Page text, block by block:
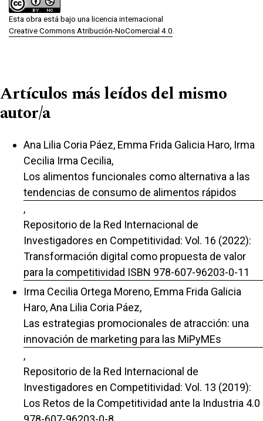
Esta obra está bajo una licencia internacional
Creative Commons Atribución-NoComercial 4.0
Artículos más leídos del mismo
autor/a
Ana Lilia Coria Páez, Emma Frida Galicia Haro, Irma
Cecilia Irma Cecilia,
Los alimentos funcionales como alternativa a las
tendencias de consumo de alimentos rápidos
,
Repositorio de la Red Internacional de
Investigadores en Competitividad: Vol. 16 (2022):
Transformación digital como propuesta de valor
para la competitividad ISBN 978-607-96203-0-11
Irma Cecilia Ortega Moreno, Emma Frida Galicia
Haro, Ana Lilia Coria Páez,
Las estrategias promocionales de atracción: una
innovación de marketing para las MiPyMEs
,
Repositorio de la Red Internacional de
Investigadores en Competitividad: Vol. 13 (2019):
Los Retos de la Competitividad ante la Industria 4.0